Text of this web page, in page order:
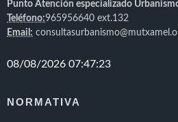
Punto Atención especializado
Teléfono:965956640 ext.132
Email:
NORMATIVA